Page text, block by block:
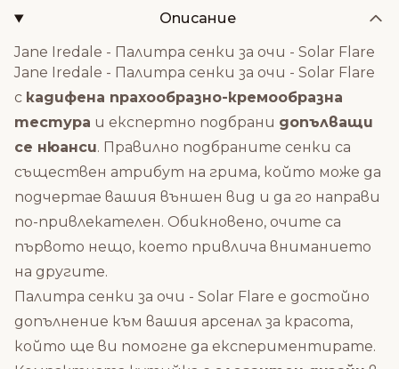
Описание
Jane Iredale - Палитра сенки за очи - Solar Flare
Jane Iredale - Палитра сенки за очи - Solar Flare
с кадифена прахообразно-кремообразна
тестура и експертно подбрани допълващи
се нюанси. Правилно подбраните сенки са
съществен атрибут на грима, който може да
подчертае вашия външен вид и да го направи
по-привлекателен. Обикновено, очите са
първото нещо, което привлича вниманието
на другите.
Палитра сенки за очи - Solar Flare е достойно
допълнение към вашия арсенал за красота,
който ще ви помогне да експериментирате.